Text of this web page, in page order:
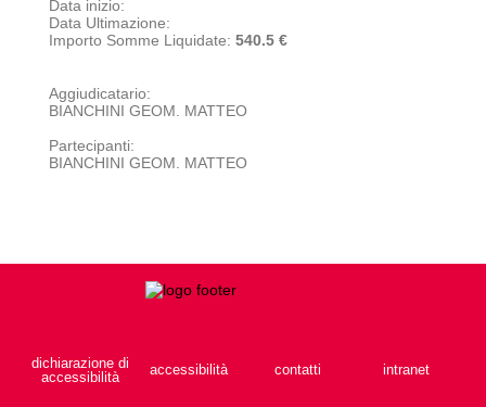
Data inizio:
Data Ultimazione:
Importo Somme Liquidate: 540.5 €
Aggiudicatario:
BIANCHINI GEOM. MATTEO
Partecipanti:
BIANCHINI GEOM. MATTEO
dichiarazione di
accessibilità
accessibilità contatti intranet